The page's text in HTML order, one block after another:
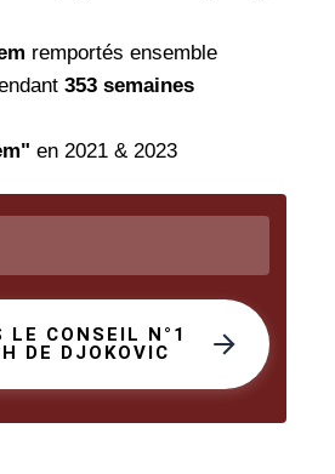
remportés ensemble
353 semaines
en 2021 & 2023
LE CONSEIL N°1
DE DJOKOVIC